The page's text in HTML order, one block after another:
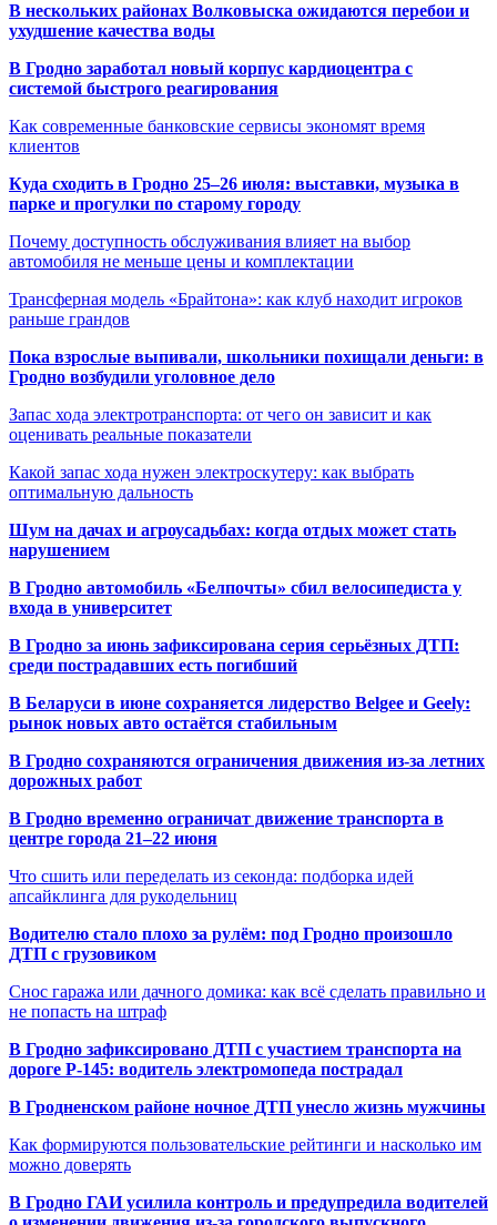
В нескольких районах Волковыска ожидаются перебои и
ухудшение качества воды
В Гродно заработал новый корпус кардиоцентра с
системой быстрого реагирования
Как современные банковские сервисы экономят время
клиентов
Куда сходить в Гродно 25–26 июля: выставки, музыка в
парке и прогулки по старому городу
Почему доступность обслуживания влияет на выбор
автомобиля не меньше цены и комплектации
Трансферная модель «Брайтона»: как клуб находит игроков
раньше грандов
Пока взрослые выпивали, школьники похищали деньги: в
Гродно возбудили уголовное дело
Запас хода электротранспорта: от чего он зависит и как
оценивать реальные показатели
Какой запас хода нужен электроскутеру: как выбрать
оптимальную дальность
Шум на дачах и агроусадьбах: когда отдых может стать
нарушением
В Гродно автомобиль «Белпочты» сбил велосипедиста у
входа в университет
В Гродно за июнь зафиксирована серия серьёзных ДТП:
среди пострадавших есть погибший
В Беларуси в июне сохраняется лидерство Belgee и Geely:
рынок новых авто остаётся стабильным
В Гродно сохраняются ограничения движения из-за летних
дорожных работ
В Гродно временно ограничат движение транспорта в
центре города 21–22 июня
Что сшить или переделать из секонда: подборка идей
апсайклинга для рукодельниц
Водителю стало плохо за рулём: под Гродно произошло
ДТП с грузовиком
Снос гаража или дачного домика: как всё сделать правильно и
не попасть на штраф
В Гродно зафиксировано ДТП с участием транспорта на
дороге Р-145: водитель электромопеда пострадал
В Гродненском районе ночное ДТП унесло жизнь мужчины
Как формируются пользовательские рейтинги и насколько им
можно доверять
В Гродно ГАИ усилила контроль и предупредила водителей